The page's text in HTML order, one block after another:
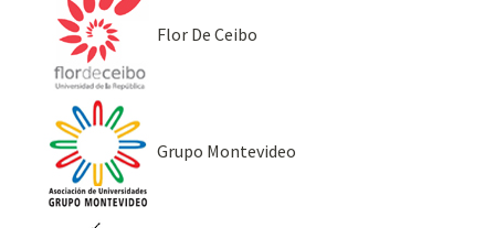
Flor De Ceibo
Grupo Montevideo